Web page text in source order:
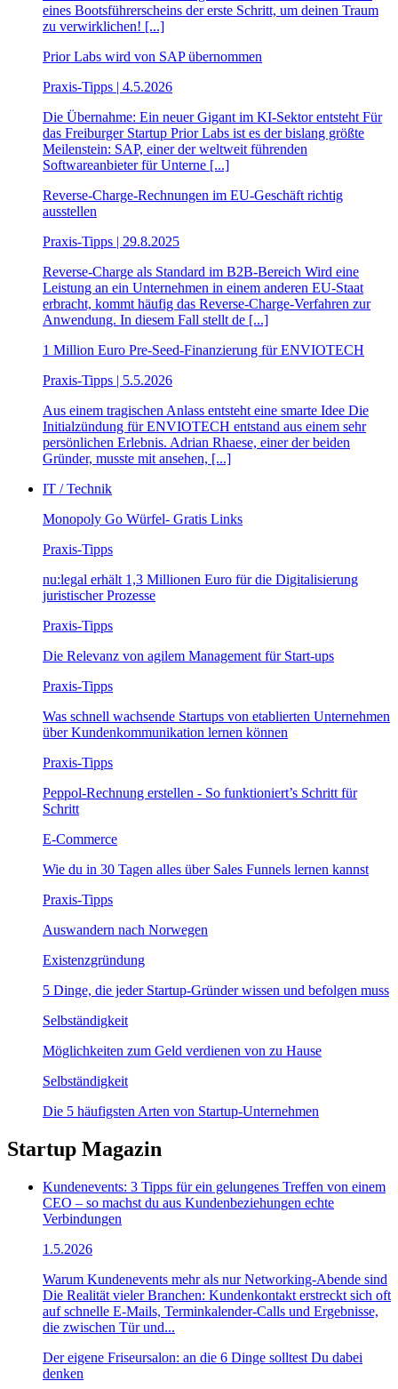
eines Bootsführerscheins der erste Schritt, um deinen Traum
zu verwirklichen! [...]
Prior Labs wird von SAP übernommen
Praxis-Tipps | 4.5.2026
Die Übernahme: Ein neuer Gigant im KI-Sektor entsteht Für
das Freiburger Startup Prior Labs ist es der bislang größte
Meilenstein: SAP, einer der weltweit führenden
Softwareanbieter für Unterne [...]
Reverse-Charge-Rechnungen im EU-Geschäft richtig
ausstellen
Praxis-Tipps | 29.8.2025
Reverse-Charge als Standard im B2B-Bereich Wird eine
Leistung an ein Unternehmen in einem anderen EU-Staat
erbracht, kommt häufig das Reverse-Charge-Verfahren zur
Anwendung. In diesem Fall stellt de [...]
1 Million Euro Pre-Seed-Finanzierung für ENVIOTECH
Praxis-Tipps | 5.5.2026
Aus einem tragischen Anlass entsteht eine smarte Idee Die
Initialzündung für ENVIOTECH entstand aus einem sehr
persönlichen Erlebnis. Adrian Rhaese, einer der beiden
Gründer, musste mit ansehen, [...]
IT / Technik
Monopoly Go Würfel- Gratis Links
Praxis-Tipps
nu:legal erhält 1,3 Millionen Euro für die Digitalisierung
juristischer Prozesse
Praxis-Tipps
Die Relevanz von agilem Management für Start-ups
Praxis-Tipps
Was schnell wachsende Startups von etablierten Unternehmen
über Kundenkommunikation lernen können
Praxis-Tipps
Peppol-Rechnung erstellen - So funktioniert’s Schritt für
Schritt
E-Commerce
Wie du in 30 Tagen alles über Sales Funnels lernen kannst
Praxis-Tipps
Auswandern nach Norwegen
Existenzgründung
5 Dinge, die jeder Startup-Gründer wissen und befolgen muss
Selbständigkeit
Möglichkeiten zum Geld verdienen von zu Hause
Selbständigkeit
Die 5 häufigsten Arten von Startup-Unternehmen
Startup Magazin
Kundenevents: 3 Tipps für ein gelungenes Treffen von einem
CEO – so machst du aus Kundenbeziehungen echte
Verbindungen
1.5.2026
Warum Kundenevents mehr als nur Networking-Abende sind
Die Realität vieler Branchen: Kundenkontakt erstreckt sich oft
auf schnelle E-Mails, Terminkalender-Calls und Ergebnisse,
die zwischen Tür und...
Der eigene Friseursalon: an die 6 Dinge solltest Du dabei
denken